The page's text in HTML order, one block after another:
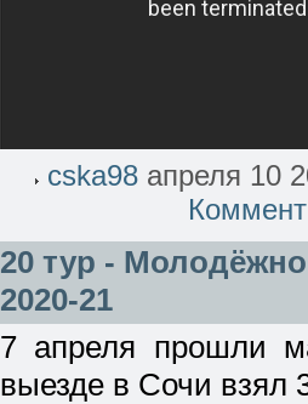
cska98 апреля 10
20 тур -
2020-21
7 апреля прошли
выезде в Сочи взял